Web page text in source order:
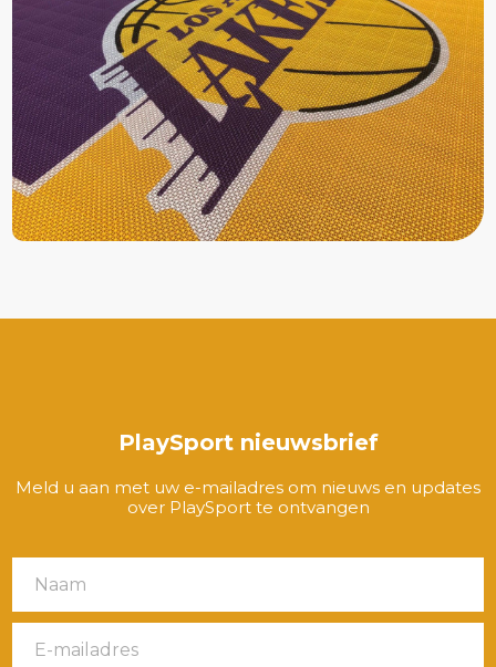
PlaySport nieuwsbrief
Meld u aan met uw e-mailadres om nieuws en updates
over PlaySport te ontvangen